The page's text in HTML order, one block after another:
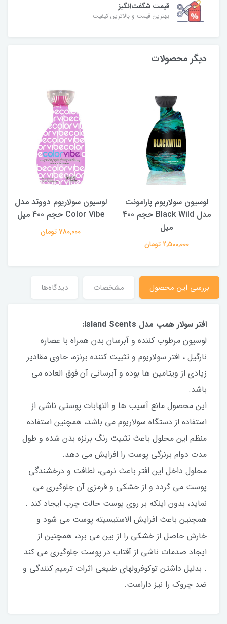
قیمت شگفت‌انگیز
بهترین قیمت و بالاترین کیفیت
دیگر محصولات
لوسیون سولاریوم پارامونت
مدل Black Wild حجم 400
میل
2,500,000 تومان
لوسیون سولاریوم دووتد مدل
Color Vibe حجم 400 میل
780,000 تومان
بررسی این محصول مشخصات دیدگاه‌ها
افتر سولار همپ مدل Island Scents:
لوسیون مرطوب کننده و آبرسان بدن همراه با عصاره
نارگیل ، افتر سولاریوم و تثبیت کننده برنزه، حاوی مقادیر
زیادی از ویتامین ها بوده و آبرسانی آن فوق العاده می
باشد.
این محصول مانع آسیب ها و التهابات پوستی ناشی از
استفاده از دستگاه سولاریوم می باشد، همچنین استفاده
منظم این محلول باعث تثبیت رنگ برنزه بدن شده و طول
مدت دوام برنزگی پوست را افزایش می دهد.
محلول داخل این افتر باعث نرمی، لطافت و درخشندگی
پوست می گردد و از خشکی و قرمزی آن جلوگیری می
نماید، بدون اینکه بر روی پوست حالت چرب ایجاد کند .
همچنین باعث افزایش الاستیسیته پوست می شود و
خارش حاصل از خشکی را از بین می برد، همچنین از
ایجاد صدمات ناشی از آفتاب در پوست جلوگیری می کند
. بدلیل داشتن توکوفرولهای طبیعی اثرات ترمیم کنندگی و
ضد چروک را نیز داراست.